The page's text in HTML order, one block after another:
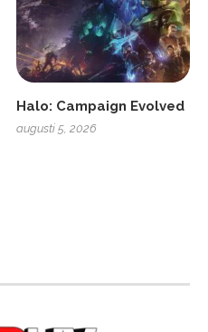
Halo: Campaign Evolved
augusti 5, 2026